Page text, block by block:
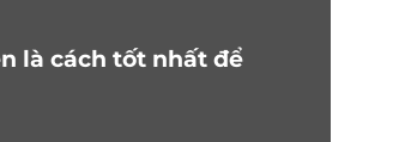
là cách tốt nhất để